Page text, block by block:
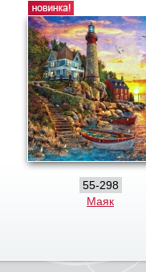
55-298
Маяк